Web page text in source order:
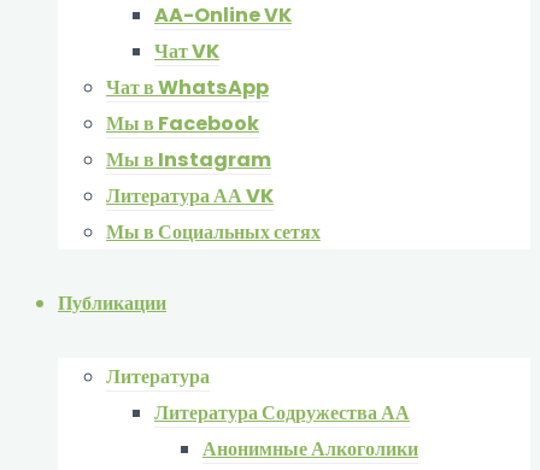
AA-Online VK
Чат VK
Чат в WhatsApp
Мы в Facebook
Мы в Instagram
Литература АА VK
Мы в Социальных сетях
Публикации
Литература
Литература Содружества АА
Анонимные Алкоголики